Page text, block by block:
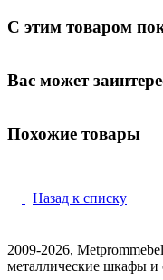
С этим товаром
Вас может
Похожие товары
Назад к списку
2009-2026,
металлические шкафы и